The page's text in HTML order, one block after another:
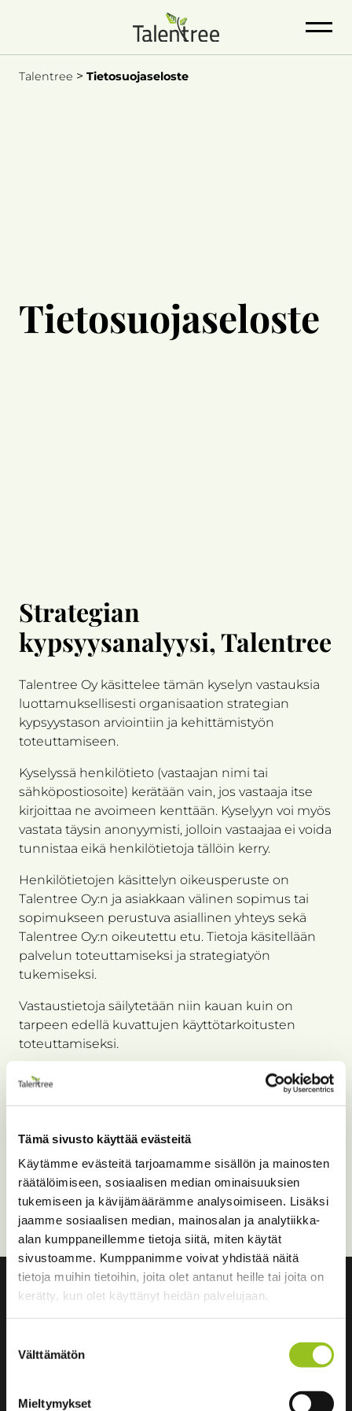
Tämä sivusto käyttää evästeitä
Käytämme evästeitä tarjoamamme sisällön ja mainosten
räätälöimiseen, sosiaalisen median ominaisuuksien
tukemiseen ja kävijämäärämme analysoimiseen. Lisäksi
jaamme sosiaalisen median, mainosalan ja analytiikka-
alan kumppaneillemme tietoja siitä, miten käytät
sivustoamme. Kumppanimme voivat yhdistää näitä
tietoja muihin tietoihin, joita olet antanut heille tai joita on
kerätty, kun olet käyttänyt heidän palvelujaan.
valinta
Välttämätön
Mieltymykset
Talentree > Tietosuojaseloste
Tietosuojaseloste
Strategian
kypsyysanalyysi, Talentree
Talentree Oy käsittelee tämän kyselyn vastauksia
luottamuksellisesti organisaation strategian
kypsyystason arviointiin ja kehittämistyön
toteuttamiseen.
Kyselyssä henkilötieto (vastaajan nimi tai
sähköpostiosoite) kerätään vain, jos vastaaja itse
kirjoittaa ne avoimeen kenttään. Kyselyyn voi myös
vastata täysin anonyymisti, jolloin vastaajaa ei voida
tunnistaa eikä henkilötietoja tällöin kerry.
Henkilötietojen käsittelyn oikeusperuste on
Talentree Oy:n ja asiakkaan välinen sopimus tai
sopimukseen perustuva asiallinen yhteys sekä
Talentree Oy:n oikeutettu etu. Tietoja käsitellään
palvelun toteuttamiseksi ja strategiatyön
tukemiseksi.
Vastaustietoja säilytetään niin kauan kuin on
tarpeen edellä kuvattujen käyttötarkoitusten
toteuttamiseksi.
Tietoja käsittelevät ainoastaan Talentreen
asiantuntijat. Kyselyalustana toimii ZEF Talentreen
Lisätietoja henkilötietojen käsittelystä löydät
Talentreen rekisteri‑ ja tietosuojaselosteestajaZEF
Oy:n tietosuojaselosteesta.